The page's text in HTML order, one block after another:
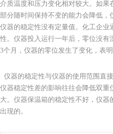
介质温度和压力变化相对较大。如
部分随时间保持不变的能力会降低
仪器的稳定性没有定量值。化工企业
性。仪器投入运行一年后，零位没有
3个月，仪器的零位发生了变化，表
仪器的稳定性与仪器的使用范围直
仪器稳定性差的影响往往会降低双重
大。仪器保温箱的稳定性不好，仪
出现的。